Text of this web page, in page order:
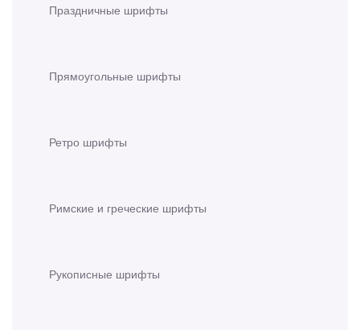
Праздничные шрифты
Прямоугольные шрифты
Ретро шрифты
Римские и греческие шрифты
Рукописные шрифты